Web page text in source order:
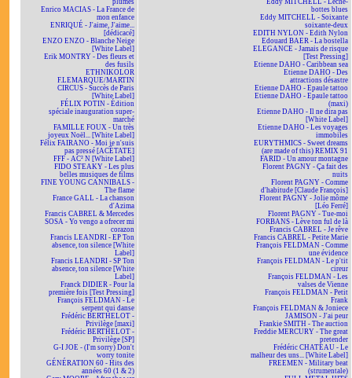
plumes
Enrico MACIAS - La France de
mon enfance
ENRIQUÉ - J'aime, J'aime...
[dédicacé]
ENZO ENZO - Blanche Neige
[White Label]
Erik MONTRY - Des fleurs et
des fusils
ETHNIKOLOR
F.LEMARQUE/MARTIN
CIRCUS - Succès de Paris
[White Label]
FÉLIX POTIN - Édition
spéciale inauguration super-
marché
FAMILLE FOUX - Un très
joyeux Noël... [White Label]
Félix FAIRANO - Moi je n'suis
pas pressé [ACÉTATE]
FFF - AC² N [White Label]
FIDO STEAKY - Les plus
belles musiques de films
FINE YOUNG CANNIBALS -
The flame
France GALL - La chanson
d'Azima
Francis CABREL & Mercedes
SOSA - Yo vengo a ofrecer mi
corazon
Francis LEANDRI - EP Ton
absence, ton silence [White
Label]
Francis LEANDRI - SP Ton
absence, ton silence [White
Label]
Franck DIDIER - Pour la
première fois [Test Pressing]
François FELDMAN - Le
serpent qui danse
Frédéric BERTHELOT -
Privilège [maxi]
Frédéric BERTHELOT -
Privilège [SP]
G-I JOE - (I'm sorry) Don't
worry tonite
GÉNÉRATION 60 - Hits des
années 60 (1 & 2)
Eddy MITCHELL - Lèche-
bottes blues
Eddy MITCHELL - Soixante
soixante-deux
EDITH NYLON - Edith Nylon
Edouard BAER - La bostella
ELEGANCE - Jamais de risque
[Test Pressing]
Etienne DAHO - Caribbean sea
Etienne DAHO - Des
attractions désastre
Etienne DAHO - Epaule tattoo
Etienne DAHO - Epaule tattoo
(maxi)
Etienne DAHO - Il ne dira pas
[White Label]
Etienne DAHO - Les voyages
immobiles
EURYTHMICS - Sweet dreams
(are made of this) REMIX 91
FARID - Un amour montagne
Florent PAGNY - Ça fait des
nuits
Florent PAGNY - Comme
d'habitude [Claude François]
Florent PAGNY - Jolie môme
[Léo Ferré]
Florent PAGNY - Tue-moi
FORBANS - Lève ton ful de là
Francis CABREL - Je rêve
Francis CABREL - Petite Marie
François FELDMAN - Comme
une évidence
François FELDMAN - Le p'tit
cireur
François FELDMAN - Les
valses de Vienne
François FELDMAN - Petit
Frank
François FELDMAN & Joniece
JAMISON - J'ai peur
Frankie SMITH - The auction
Freddie MERCURY - The great
pretender
Frédéric CHATEAU - Le
malheur des uns... [White Label]
FREEMEN - Military beat
(strumentale)